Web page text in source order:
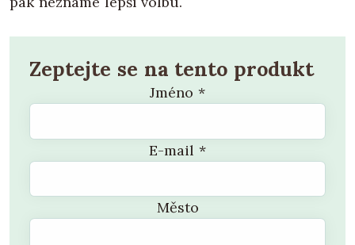
Zeptejte se na tento produkt
Jméno *
E-mail *
Město